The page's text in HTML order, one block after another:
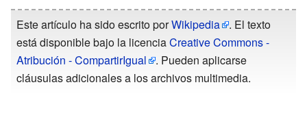
Este artículo ha sido escrito porWikipedia
. El texto
está disponible bajo la licenciaCreative Commons -
Atribución - CompartirIgual
. Pueden aplicarse
cláusulas adicionales a los archivos multimedia.